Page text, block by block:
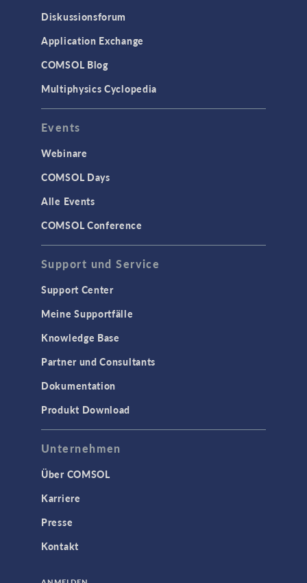
Diskussionsforum
Application Exchange
COMSOL Blog
Multiphysics Cyclopedia
Events
Webinare
COMSOL Days
Alle Events
COMSOL Conference
Support und Service
Support Center
Meine Supportfälle
Knowledge Base
Partner und Consultants
Dokumentation
Produkt Download
Unternehmen
Über COMSOL
Karriere
Presse
Kontakt